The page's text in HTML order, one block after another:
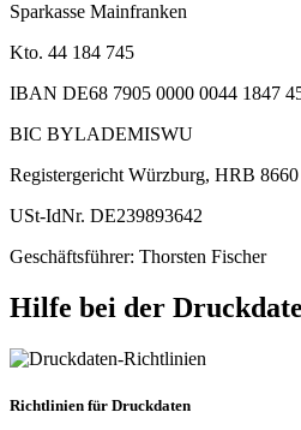
Sparkasse Mainfranken
Kto. 44 184 745
IBAN DE68 7905 0000 0044 1847
BIC BYLADEMISWU
Registergericht Würzburg, HRB 8660
USt-IdNr. DE239893642
Geschäftsführer: Thorsten Fischer
Hilfe bei der
Richtlinien für Druckdaten